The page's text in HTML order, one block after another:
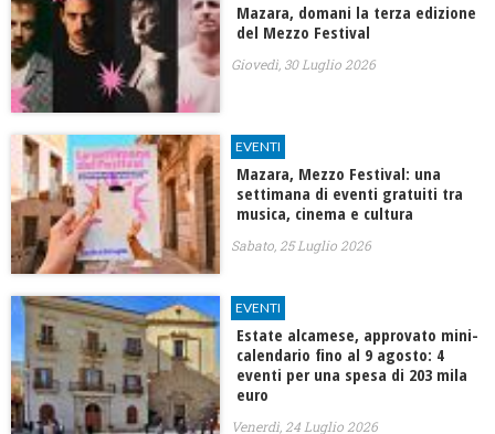
Mazara, domani la terza edizione
del Mezzo Festival
Giovedì, 30 Luglio 2026
EVENTI
Mazara, Mezzo Festival: una
settimana di eventi gratuiti tra
musica, cinema e cultura
Sabato, 25 Luglio 2026
EVENTI
Estate alcamese, approvato mini-
calendario fino al 9 agosto: 4
eventi per una spesa di 203 mila
euro
Venerdì, 24 Luglio 2026